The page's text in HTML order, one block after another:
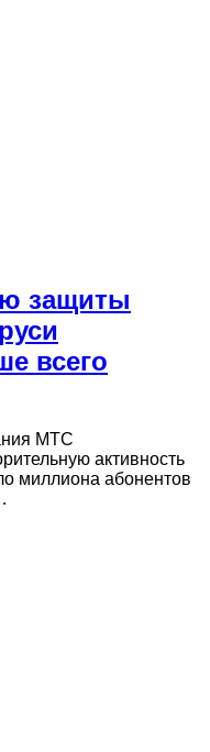
защиты
всего
МТС
активность
миллиона абонентов